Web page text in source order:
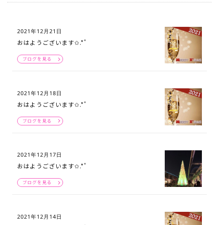
2021年12月21日
おはようございます✩.*˚
ブログを見る
2021年12月18日
おはようございます✩.*˚
ブログを見る
2021年12月17日
おはようございます✩.*˚
ブログを見る
2021年12月14日